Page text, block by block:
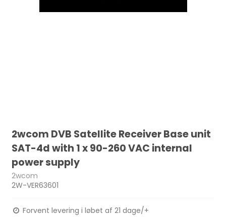
2wcom DVB Satellite Receiver Base unit
SAT-4d with 1 x 90-260 VAC internal
power supply
2wcom
2W-VER63601
Forvent levering i løbet af 21 dage/+